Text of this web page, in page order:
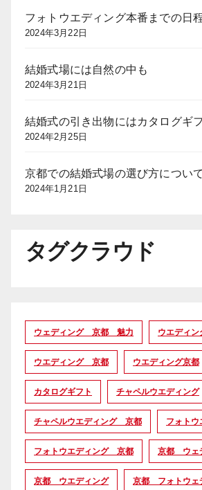
フォトウエディング本番までの日
2024年3月22日
結婚式場には自然の中も
2024年3月21日
結婚式の引き出物にはカタログギ
2024年2月25日
京都での結婚式場の選び方について
2024年1月21日
タグクラウド
ウェディング 京都 魅力 ウエディン
ウエディング 京都 ウエディング京都
カタログギフト チャペルウエディング
チャペルウエディング 京都 フォトウ
フォトウエディング 京都 京都 ウェ
京都 ウエディング 京都 フォトウェ